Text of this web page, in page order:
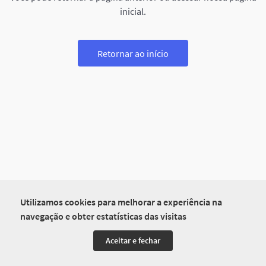
Utilizamos cookies para melhorar a experiência na
navegação e obter estatísticas das visitas
Aceitar e fechar
inicial.
Retornar ao início